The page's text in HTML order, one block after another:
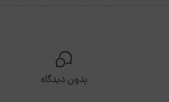
بدون دیدگاه